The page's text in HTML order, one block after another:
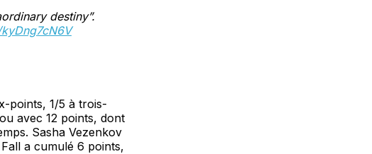
destiny”.
points, 1/5 à trois-
avec 12 points, dont
Sasha Vezenkov
a cumulé 6 points,